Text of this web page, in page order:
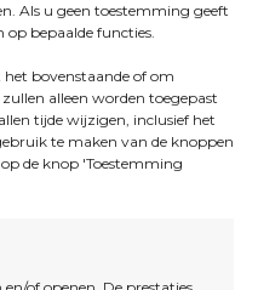
Als u geen toestemming geeft
bepaalde functies.
bovenstaande of om
alleen worden toegepast
tijde wijzigen, inclusief het
te maken van de knoppen
de knop 'Toestemming